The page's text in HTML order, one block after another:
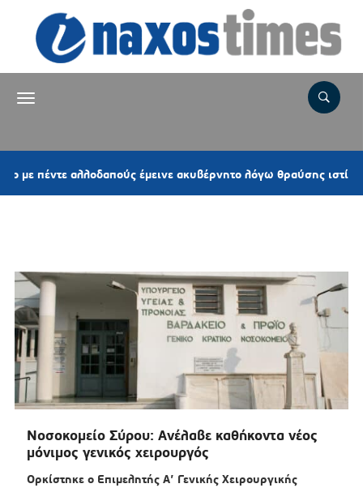
αλλοδαπούς έμεινε ακυβέρνητο λόγω θραύσης ιστίου
Νοσοκομείο Σύρου: Ανέλαβε καθήκοντα νέος
μόνιμος γενικός χειρουργός
Ορκίστηκε ο Επιμελητής Α’ Γενικής Χειρουργικής